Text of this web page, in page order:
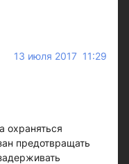
13 июля 2017 11:29
охраняться
предотвращать